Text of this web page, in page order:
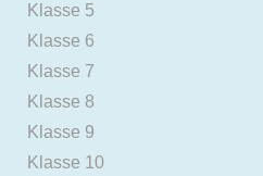
Klasse 5
Klasse 6
Klasse 7
Klasse 8
Klasse 9
Klasse 10